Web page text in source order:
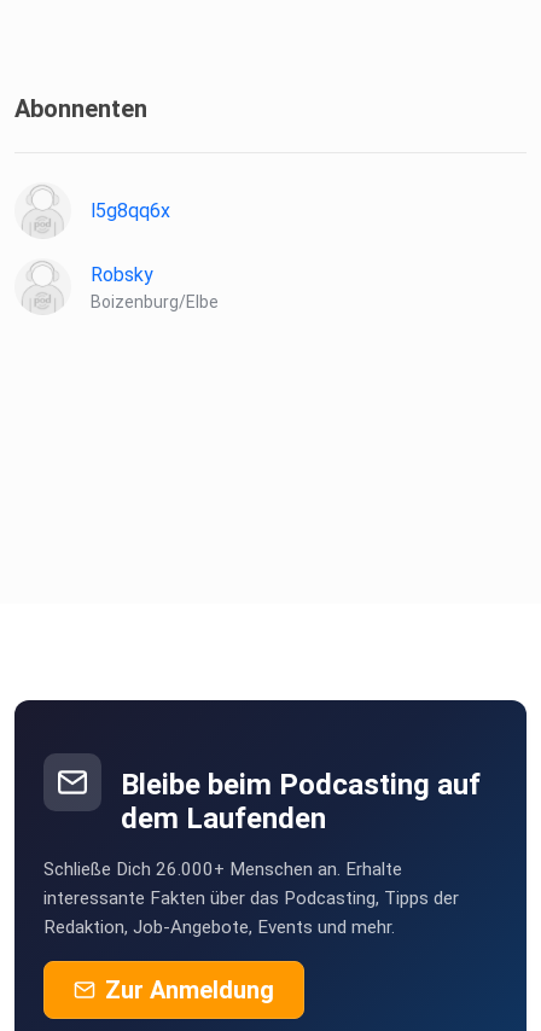
Abonnenten
l5g8qq6x
Robsky
Boizenburg/Elbe
Bleibe beim Podcasting auf
dem Laufenden
Schließe Dich 26.000+ Menschen an. Erhalte
interessante Fakten über das Podcasting, Tipps der
Redaktion, Job-Angebote, Events und mehr.
Zur Anmeldung